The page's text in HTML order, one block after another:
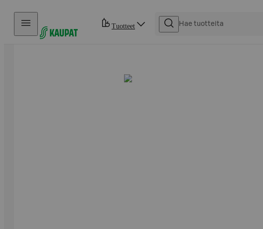
Hyppää sisältöön
Tuotteet